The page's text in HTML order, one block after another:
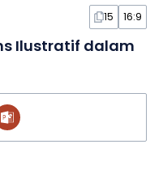
15 16:9
Ilustratif dalam